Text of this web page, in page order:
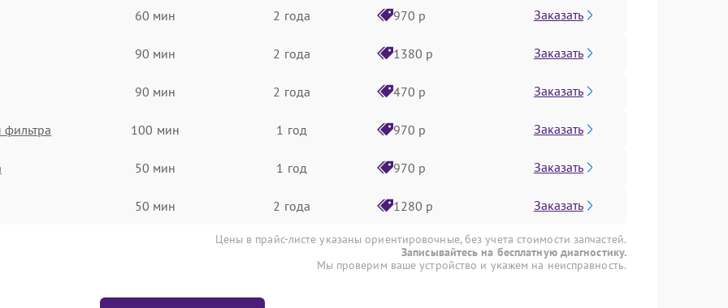
60 мин 2 года 970 р Заказать
90 мин 2 года 1380 р Заказать
90 мин 2 года 470 р Заказать
100 мин 1 год 970 р Заказать
50 мин 1 год 970 р Заказать
50 мин 2 года 1280 р Заказать
Цены в прайс-листе указаны ориентировочные, без учета стоимости запчастей.
Записывайтесь на бесплатную диагностику.
Мы проверим ваше устройство и укажем на неисправность.